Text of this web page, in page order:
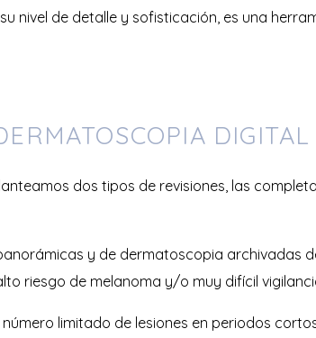
nivel de detalle y sofisticación, es una
DIGITAL
dos tipos de revisiones, las
y de dermatoscopia archivadas
riesgo de melanoma y/o muy difícil
número limitado de lesiones en periodos